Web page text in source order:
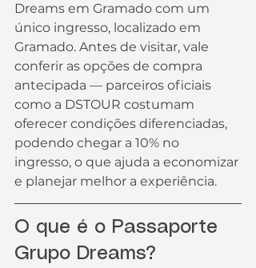
Dreams em Gramado com um
único ingresso, localizado em
Gramado. Antes de visitar, vale
conferir as opções de compra
antecipada — parceiros oficiais
como a DSTOUR costumam
oferecer condições diferenciadas,
podendo chegar a 10% no
ingresso, o que ajuda a economizar
e planejar melhor a experiência.
O que é o Passaporte
Grupo Dreams?